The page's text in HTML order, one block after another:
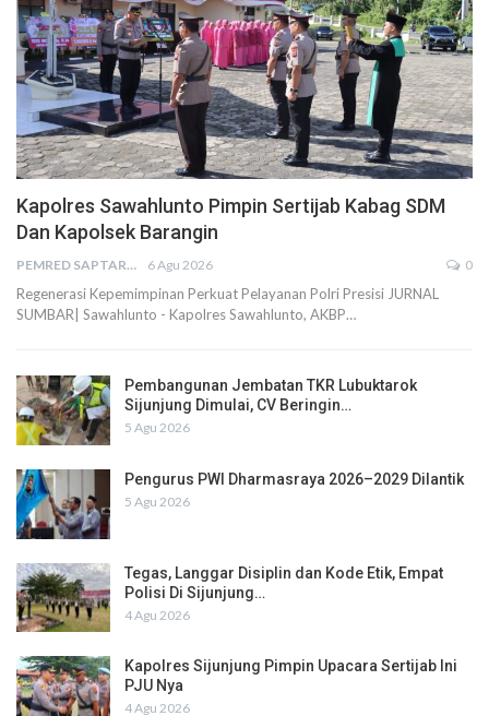
Kapolres Sawahlunto Pimpin Sertijab Kabag SDM
Dan Kapolsek Barangin
PEMRED SAPTARIUS 6 Agu 2026 0
Regenerasi Kepemimpinan Perkuat Pelayanan Polri Presisi JURNAL
SUMBAR| Sawahlunto - Kapolres Sawahlunto, AKBP…
Pembangunan Jembatan TKR Lubuktarok
Sijunjung Dimulai, CV Beringin…
5 Agu 2026
Pengurus PWI Dharmasraya 2026–2029 Dilantik
5 Agu 2026
Tegas, Langgar Disiplin dan Kode Etik, Empat
Polisi Di Sijunjung…
4 Agu 2026
Kapolres Sijunjung Pimpin Upacara Sertijab Ini
PJU Nya
4 Agu 2026